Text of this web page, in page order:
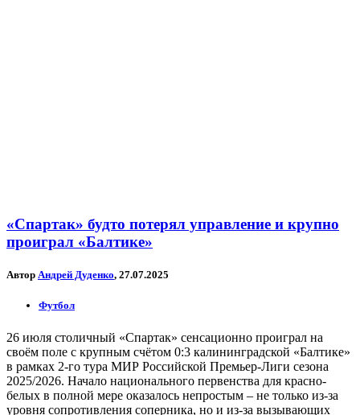
«Спартак» будто потерял управление и крупно
проиграл «Балтике»
Автор Андрей Дуденко, 27.07.2025
Футбол
26 июля столичный «Спартак» сенсационно проиграл на
своём поле с крупным счётом 0:3 калининградской «Балтике»
в рамках 2-го тура МИР Российской Премьер-Лиги сезона
2025/2026. Начало национального первенства для красно-
белых в полной мере оказалось непростым – не только из-за
уровня сопротивления соперника, но и из-за вызывающих